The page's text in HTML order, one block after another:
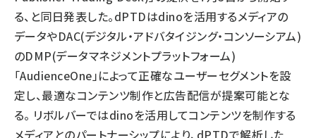
る、と同日発表した。dPTDはdinoを活用するメディアの
データやDAC(デジタル・アドバタイジング・コンソーシアム)
のDMP(データマネジメントプラットフォーム)
「AudienceOne」によって正確なユーザーセグメントを設
定し、最適なコンテンツ制作と広告配信が提案可能とな
る。 リボルバーではdinoを活用してコンテンツを制作する
メディアとのパートナーシップにより、dPTDで解析した